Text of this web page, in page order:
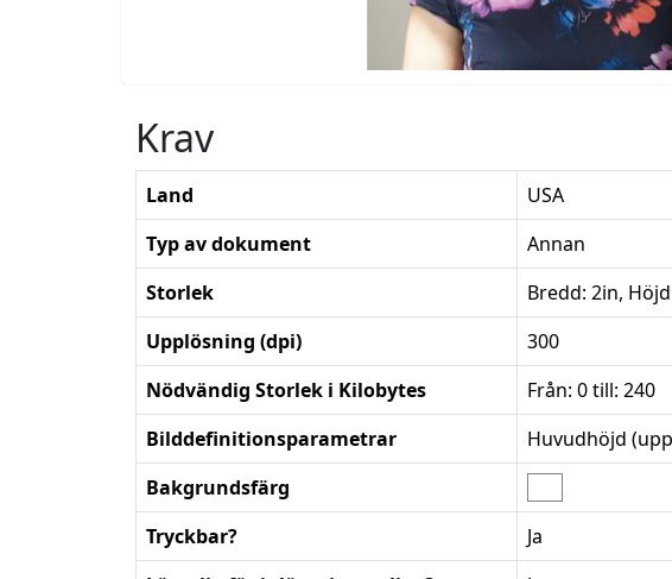
Krav
Land
USA
Typ av dokument
Annan
Storlek
Bredd: 2in,
Upplösning (dpi)
300
Nödvändig Storlek i Kilobytes
Från: 0 till: 240
Bilddefinitionsparametrar
Huvudhöjd
Bakgrundsfärg
Tryckbar?
Ja